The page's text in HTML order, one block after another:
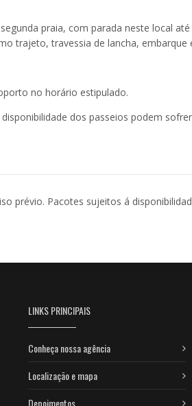
praia, com parada neste local
trajeto, travessia de lancha,
no horário estipulado.
dos passeios podem
prévio. Pacotes sujeitos á
LINKS PRINCIPAIS
Conheça nossa agência
Localização e mapa